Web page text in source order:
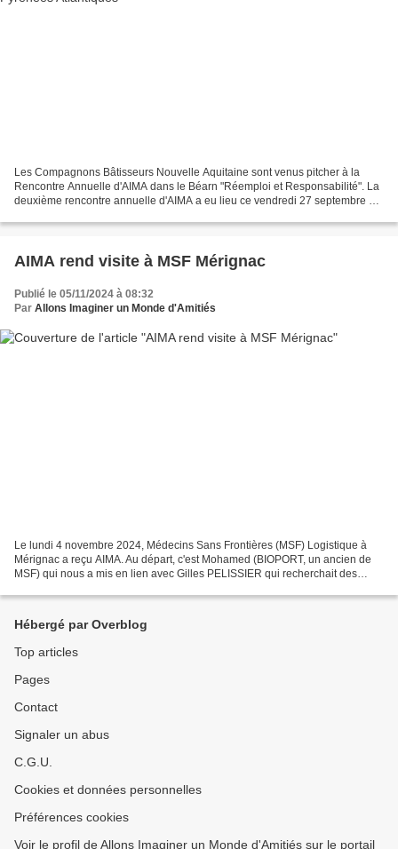
Les Compagnons Bâtisseurs Nouvelle Aquitaine sont venus pitcher à la
Rencontre Annuelle d'AIMA dans le Béarn "Réemploi et Responsabilité". La
deuxième rencontre annuelle d'AIMA a eu lieu ce vendredi 27 septembre à
AIMA rend visite à MSF Mérignac
Publié le 05/11/2024 à 08:32
Par Allons Imaginer un Monde d'Amitiés
Le lundi 4 novembre 2024, Médecins Sans Frontières (MSF) Logistique à
Mérignac a reçu AIMA. Au départ, c'est Mohamed (BIOPORT, un ancien de
MSF) qui nous a mis en lien avec Gilles PELISSIER qui recherchait des
Hébergé par Overblog
Top articles
Pages
Contact
Signaler un abus
C.G.U.
Cookies et données personnelles
Préférences cookies
Voir le profil de Allons Imaginer un Monde d'Amitiés sur le portail